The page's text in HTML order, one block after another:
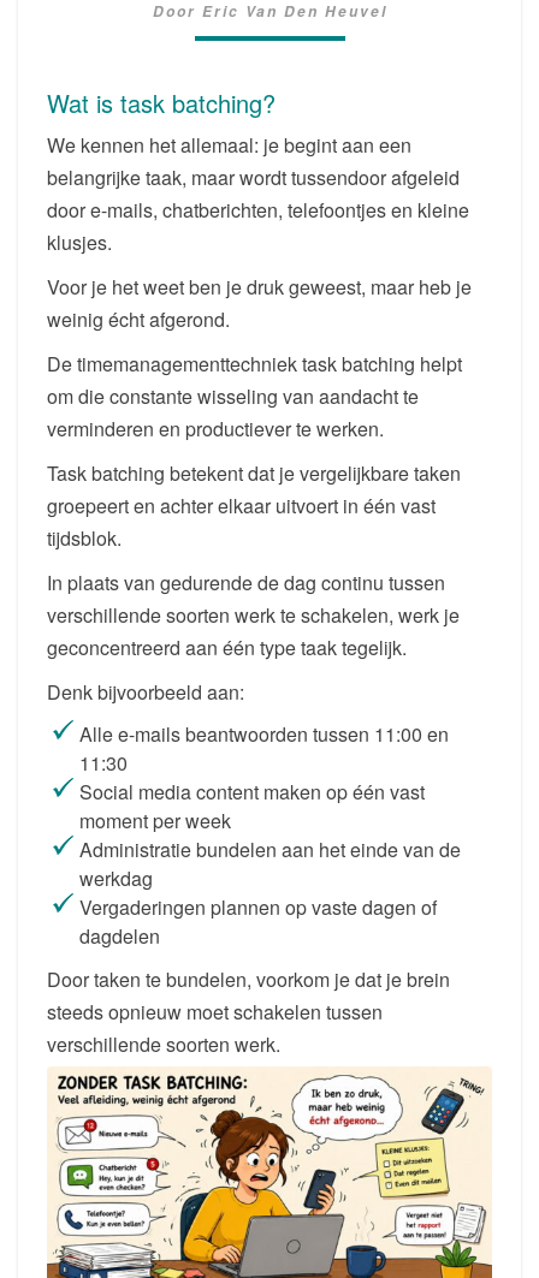
WERKEN
MET
AFLEIDING
Door Eric Van Den Heuvel
Wat is task batching?
We kennen het allemaal: je begint aan een
belangrijke taak, maar wordt tussendoor afgeleid
door e-mails, chatberichten, telefoontjes en kleine
klusjes.
Voor je het weet ben je druk geweest, maar heb je
weinig écht afgerond.
De timemanagementtechniek task batching helpt
om die constante wisseling van aandacht te
verminderen en productiever te werken.
Task batching betekent dat je vergelijkbare taken
groepeert en achter elkaar uitvoert in één vast
tijdsblok.
In plaats van gedurende de dag continu tussen
verschillende soorten werk te schakelen, werk je
geconcentreerd aan één type taak tegelijk.
Denk bijvoorbeeld aan:
Alle e-mails beantwoorden tussen 11:00 en
11:30
Social media content maken op één vast
moment per week
Administratie bundelen aan het einde van de
werkdag
Vergaderingen plannen op vaste dagen of
dagdelen
Door taken te bundelen, voorkom je dat je brein
steeds opnieuw moet schakelen tussen
verschillende soorten werk.